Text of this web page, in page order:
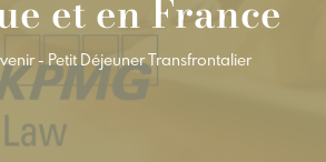
et en France
- Petit Déjeuner Transfrontalier